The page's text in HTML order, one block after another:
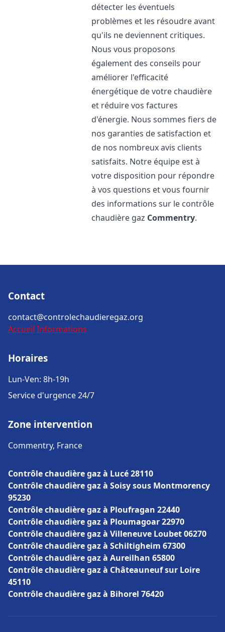
détecter les éventuels
problèmes et les résoudre avant
qu'ils ne deviennent critiques.
Nous vous proposons
également des conseils pour
améliorer l'efficacité
énergétique de votre chaudière
et réduire vos factures
d'énergie. Nous sommes fiers de
nos garanties de satisfaction et
de nos nombreux avis clients
satisfaits. Notre équipe est à
votre disposition pour répondre
à vos questions et vous fournir
des informations sur le contrôle
chaudière gaz Commentry.
Contact
contact@controlechaudieregaz.org
Accueil Informations
Horaires
Lun-Ven: 8h-19h
Service d'urgence 24/7
Zone intervention
Commentry, France
Contrôle chaudière gaz à Lucé 28110
Contrôle chaudière gaz à Soisy sous Montmorency
95230
Contrôle chaudière gaz à Ploufragan 22440
Contrôle chaudière gaz à Ploumagoar 22970
Contrôle chaudière gaz à Villeneuve Loubet 06270
Contrôle chaudière gaz à Schiltigheim 67300
Contrôle chaudière gaz à Aureilhan 65800
Contrôle chaudière gaz à Châteauneuf sur Loire
45110
Contrôle chaudière gaz à Bihorel 76420